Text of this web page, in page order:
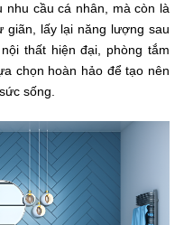
nhu cầu cá nhân, mà còn là
giãn, lấy lại năng lượng sau
thất hiện đại, phòng tắm
chọn hoàn hảo để tạo nên
sống.